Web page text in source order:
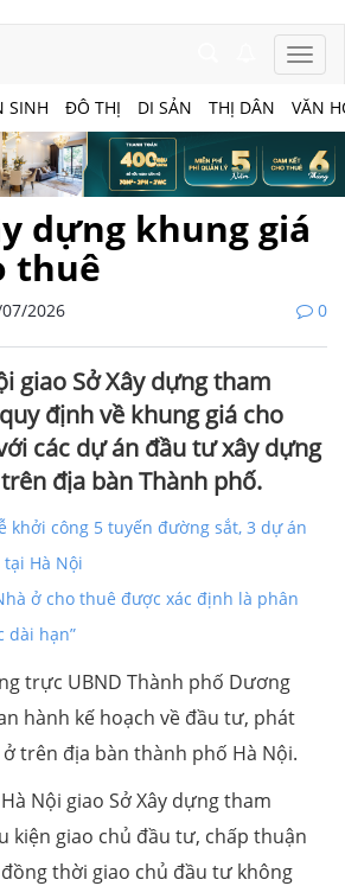
SINH ĐÔ THỊ DI SẢN THỊ DÂN VĂN
dựng khung giá
thuê
2026 0
giao Sở Xây dựng tham
định về khung giá cho
các dự án đầu tư xây dựng
địa bàn Thành phố.
khởi công 5 tuyến đường sắt, 3 dự án
Hà Nội
ở cho thuê được xác định là phân
dài hạn”
trực UBND Thành phố Dương
hành kế hoạch về đầu tư, phát
trên địa bàn thành phố Hà Nội.
Nội giao Sở Xây dựng tham
kiện giao chủ đầu tư, chấp thuận
thời giao chủ đầu tư không